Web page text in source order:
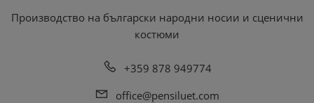
Производство на български народни носии и сценични
костюми
+359 878 949774
office@pensiluet.com